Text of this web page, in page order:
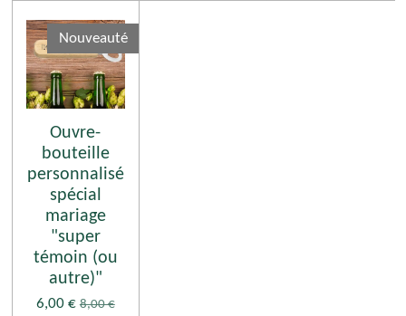
Nouveauté
Ouvre-
bouteille
personnalisé
spécial
mariage
"super
témoin (ou
autre)"
6,00 € 8,00 €